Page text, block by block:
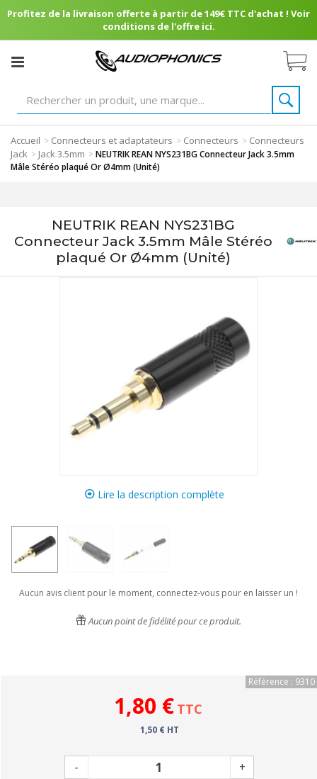
Profitez de la livraison offerte à partir de 149€ TTC d'achat ! Voir
conditions de l'offre ici.
Accueil > Connecteurs et adaptateurs > Connecteurs > Connecteurs
Jack > Jack 3.5mm >NEUTRIK REAN NYS231BG Connecteur Jack 3.5mm
Mâle Stéréo plaqué Or Ø4mm (Unité)
NEUTRIK REAN NYS231BG
Connecteur Jack 3.5mm Mâle Stéréo
plaqué Or Ø4mm (Unité)
Lire la description complète
Aucun avis client pour le moment, connectez-vous pour en laisser un !
Aucun point de fidélité pour ce produit.
Référence : 9310
1,80 € TTC
1,50 € HT
- +